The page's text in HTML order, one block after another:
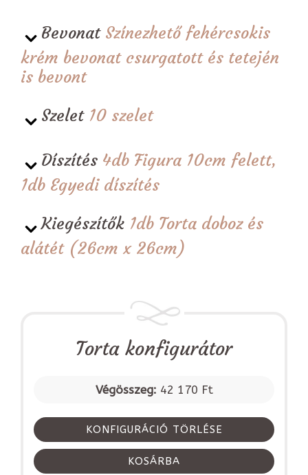
Bevonat Színezhető fehércsokis
krém bevonat csurgatott és tetején
is bevont
Szelet 10 szelet
Díszítés 4db Figura 10cm felett,
1db Egyedi díszítés
Kiegészítők 1db Torta doboz és
alátét (26cm x 26cm)
Torta konfigurátor
Végösszeg: 42 170 Ft
KONFIGURÁCIÓ TÖRLÉSE
KOSÁRBA